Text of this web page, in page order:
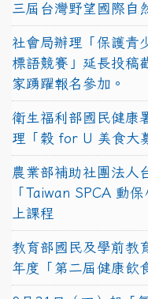
三屆台灣野望國際自
社會局辦理「保護青
標語競賽」延長投稿
家踴躍報名參加。
衛生福利部國民健康
理「穀 for U 美食大
農業部補助社團法人
「Taiwan SPCA 動
上課程
教育部國民及學前教
年度「第二屆健康飲